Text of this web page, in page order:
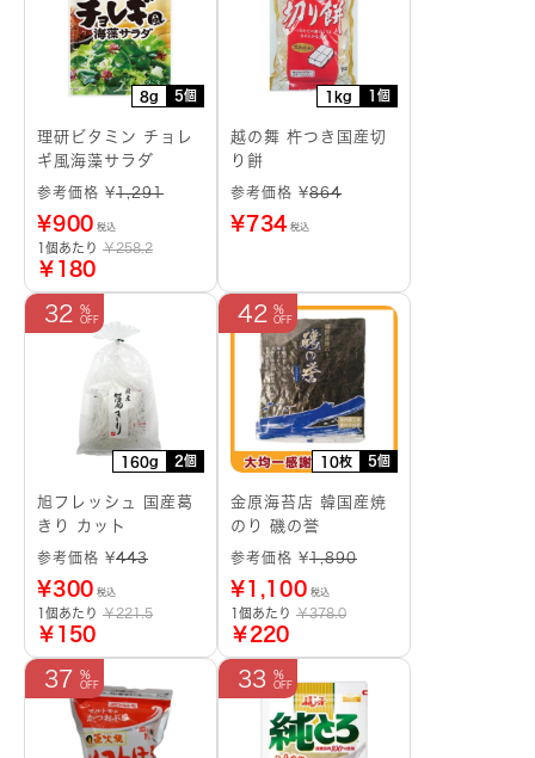
8g 5個
理研ビタミン チョレ
ギ風海藻サラダ
参考価格 ¥1,291
¥900 税込
1個あたり ￥258.2
￥180
1kg 1個
越の舞 杵つき国産切
り餅
参考価格 ¥864
¥734 税込
160g 2個
32
旭フレッシュ 国産葛
きり カット
参考価格 ¥443
¥300 税込
1個あたり ￥221.5
￥150
10枚 5個
42
金原海苔店 韓国産焼
のり 磯の誉
参考価格 ¥1,890
¥1,100 税込
1個あたり ￥378.0
￥220
37 33